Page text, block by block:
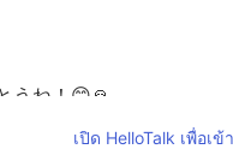
うね！😊🙏
เปิด HelloTalk เพื่อเ